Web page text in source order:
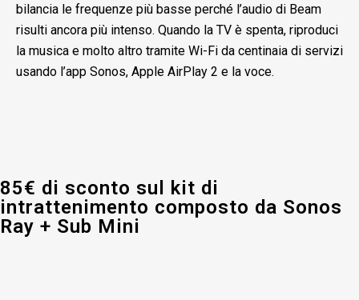
bilancia le frequenze più basse perché l’audio di Beam
risulti ancora più intenso. Quando la TV è spenta, riproduci
la musica e molto altro tramite Wi-Fi da centinaia di servizi
usando l’app Sonos, Apple AirPlay 2 e la voce.
85€ di sconto sul kit di
intrattenimento composto da Sonos
Ray + Sub Mini